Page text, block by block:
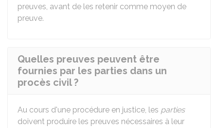
preuves, avant de les retenir comme moyen de
preuve.
Quelles preuves peuvent être
fournies par les parties dans un
procès civil ?
Au cours d'une procédure en justice, les parties
doivent produire les preuves nécessaires à leur